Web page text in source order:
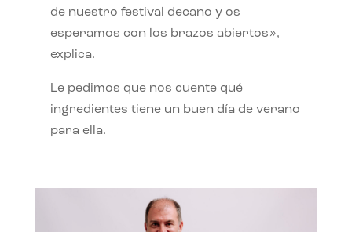
de nuestro festival decano y os
esperamos con los brazos abiertos»,
explica.
Le pedimos que nos cuente qué
ingredientes tiene un buen día de verano
para ella.